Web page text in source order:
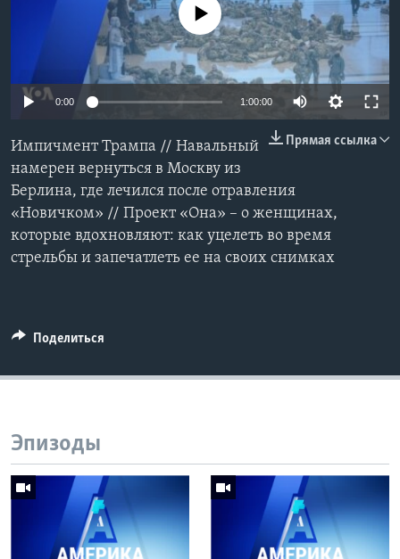
Learning English
СОЦИАЛЬНЫЕ СЕТИ
Языки
No media source currently available
0:00 1:00:00
Прямая ссылка
Импичмент Трампа // Навальный
намерен вернуться в Москву из
Берлина, где лечился после отравления
«Новичком» // Проект «Она» – о женщинах,
которые вдохновляют: как уцелеть во время
стрельбы и запечатлеть ее на своих снимках
Поделиться
Эпизоды